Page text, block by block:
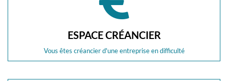
ESPACE CRÉANCIER
Vous êtes créancier d'une entreprise en difficulté